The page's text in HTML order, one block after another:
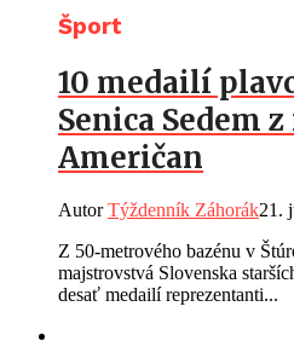
Šport
10 medailí
Senica Sedem
Američan
AutorTýždenník Záhorák21.
Z 50-metrového bazénu v
majstrovstvá Slovenska
desať medailí reprezentanti...